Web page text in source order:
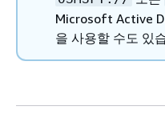
Microsoft Active
을 사용할 수도 있